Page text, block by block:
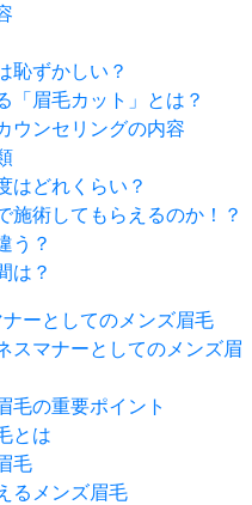
恥ずかしい？
「眉毛カット」とは？
ウンセリングの内容
はどれくらい？
施術してもらえるのか！？
う？
は？
ーとしてのメンズ眉毛
スマナーとしてのメンズ眉
毛の重要ポイント
とは
毛
るメンズ眉毛